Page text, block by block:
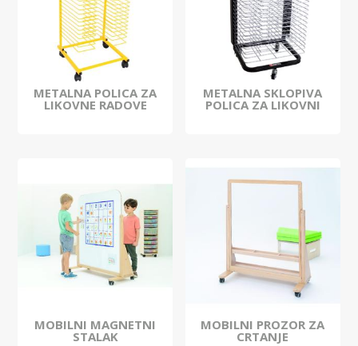
METALNA POLICA ZA
LIKOVNE RADOVE
METALNA SKLOPIVA
POLICA ZA LIKOVNI
MOBILNI MAGNETNI
STALAK
MOBILNI PROZOR ZA
CRTANJE